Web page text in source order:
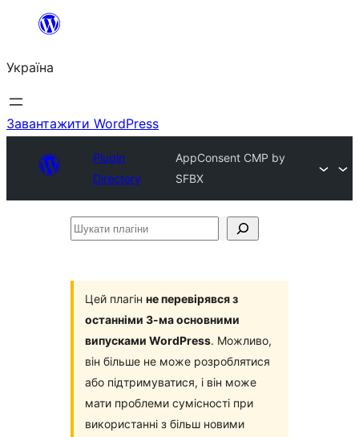
Перейти
вмісту
Україна
Завантажити WordPress
Plugin
Directory
AppConsent CMP by
SFBX
Шукати
Цей плагін не перевірявся з
останніми 3-ма основними
випусками WordPress. Можливо,
він більше не може розроблятися
або підтримуватися, і він може
мати проблеми сумісності при
використанні з більш новими